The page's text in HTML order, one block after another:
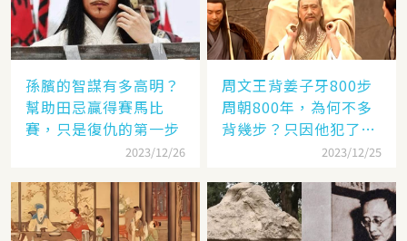
孫臏的智謀有多高明？
幫助田忌贏得賽馬比
賽，只是復仇的第一步
2023/12/26
周文王背姜子牙800步
周朝800年，為何不多
背幾步？只因他犯了個
2023/12/25